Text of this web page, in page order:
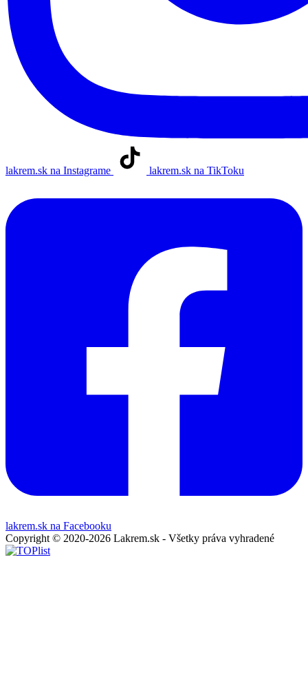
lakrem.sk na Instagrame lakrem.sk na TikToku
lakrem.sk na Facebooku
Copyright © 2020-2026 Lakrem.sk - Všetky práva vyhradené